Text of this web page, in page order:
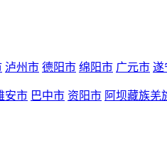
泸州市 德阳市 绵阳市 广元市 遂
安市 巴中市 资阳市 阿坝藏族羌